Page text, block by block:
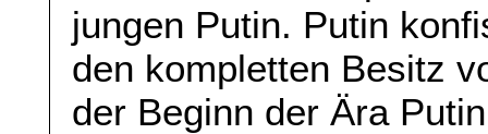
jungen Putin. Putin
den kompletten Besitz
der Beginn der Ära